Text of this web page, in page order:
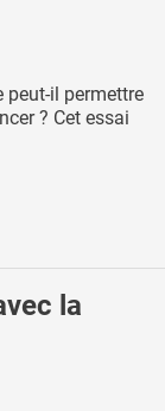
peut-il permettre
? Cet essai
la